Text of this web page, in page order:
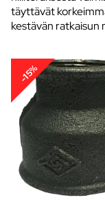
täyttävät
kestävän ratkaisun
-15%